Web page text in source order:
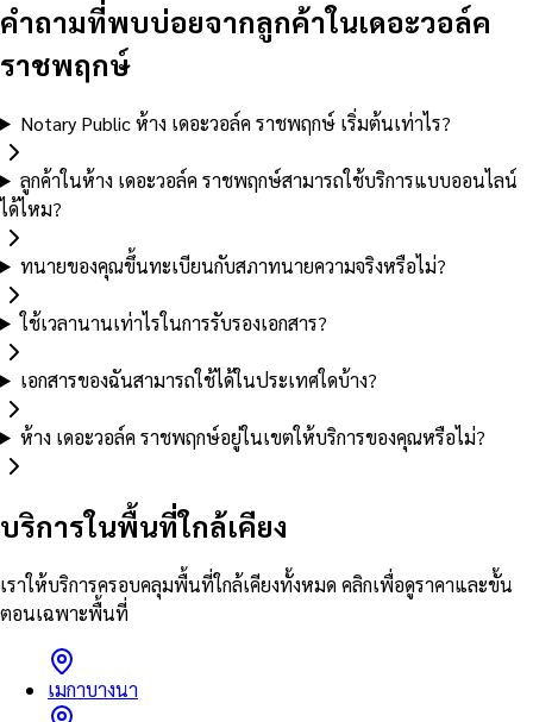
คำถามที่พบบ่อยจากลูกค้าในเดอะวอล์ค
ราชพฤกษ์
Notary Public ห้าง เดอะวอล์ค ราชพฤกษ์ เริ่มต้นเท่าไร?
ลูกค้าในห้าง เดอะวอล์ค ราชพฤกษ์สามารถใช้บริการแบบออนไลน์
ได้ไหม?
ทนายของคุณขึ้นทะเบียนกับสภาทนายความจริงหรือไม่?
ใช้เวลานานเท่าไรในการรับรองเอกสาร?
เอกสารของฉันสามารถใช้ได้ในประเทศใดบ้าง?
ห้าง เดอะวอล์ค ราชพฤกษ์อยู่ในเขตให้บริการของคุณหรือไม่?
บริการในพื้นที่ใกล้เคียง
เราให้บริการครอบคลุมพื้นที่ใกล้เคียงทั้งหมด คลิกเพื่อดูราคาและขั้น
ตอนเฉพาะพื้นที่
เมกาบางนา